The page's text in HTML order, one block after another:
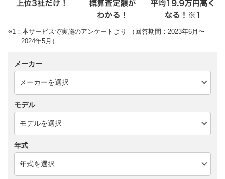
※1：本サービスで実施のアンケートより （回答期間：2023年6月〜
2024年5月）
メーカー
モデル
年式